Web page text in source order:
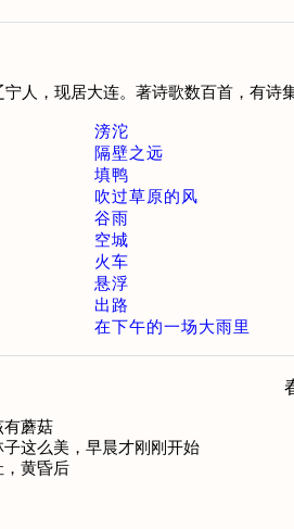
人，现居大连。著诗歌数百首，有
滂沱
隔壁之远
填鸭
吹过草原的风
谷雨
空城
火车
悬浮
出路
在下午的一场大雨里
有蘑菇
这么美，早晨才刚刚开始
黄昏后